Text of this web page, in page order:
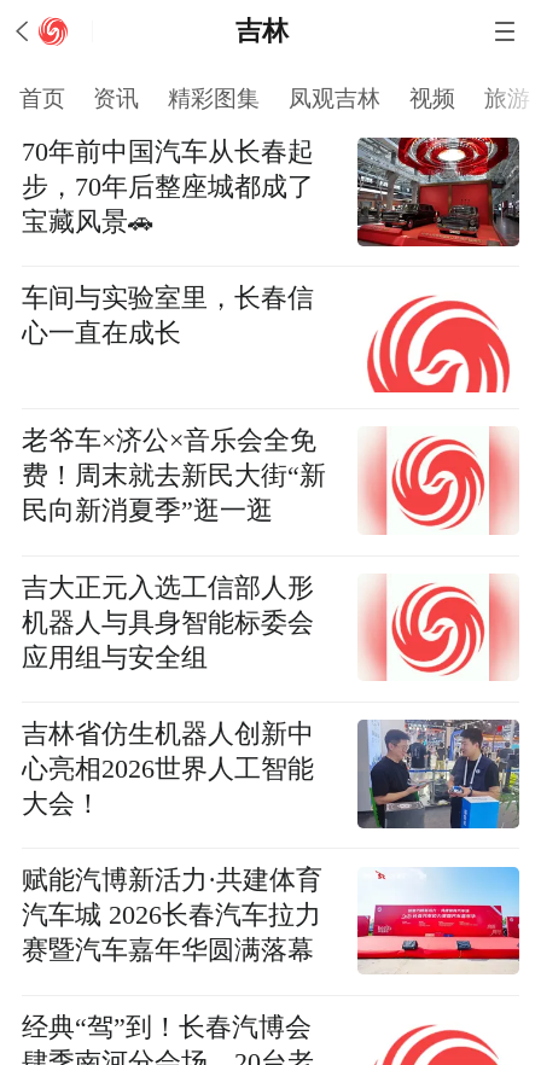
吉林
首页 资讯 精彩图集 凤观吉林 视频 旅游
70年前中国汽车从长春起
步，70年后整座城都成了
宝藏风景🚗
车间与实验室里，长春信
心一直在成长
老爷车×济公×音乐会全免
费！周末就去新民大街“新
民向新消夏季”逛一逛
吉大正元入选工信部人形
机器人与具身智能标委会
应用组与安全组
吉林省仿生机器人创新中
心亮相2026世界人工智能
大会！
赋能汽博新活力·共建体育
汽车城 2026长春汽车拉力
赛暨汽车嘉年华圆满落幕
经典“驾”到！长春汽博会